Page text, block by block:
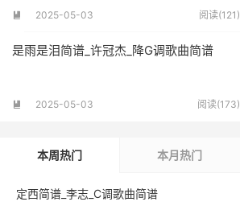
 2025-05-03 阅读(121)
是雨是泪简谱_许冠杰_降G调歌曲简谱
 2025-05-03 阅读(173)
本周热门 本月热门
定西简谱_李志_C调歌曲简谱